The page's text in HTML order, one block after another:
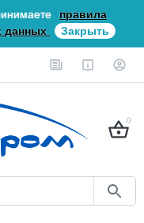
правила
данных
Закрыть
0